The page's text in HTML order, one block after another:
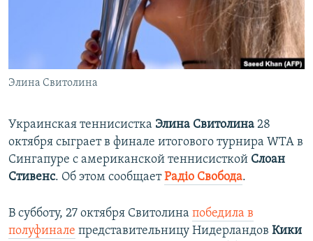
ПОБЕДИТЕЛЕЙ НЕ СУДЯТ?
КРЫМ.НЕПОКОРЕННЫЙ
УКРАИНСКАЯ ПРОБЛЕМА КРЫМА
Элина Свитолина
Украинская теннисистка Элина Свитолина 28
октября сыграет в финале итогового турнира WTA в
Сингапуре с американской теннисисткой Слоан
Стивенс. Об этом сообщаетРадiо Свобода.
В субботу, 27 октября Свитолина победила в
полуфинале представительницу Нидерландов Кики